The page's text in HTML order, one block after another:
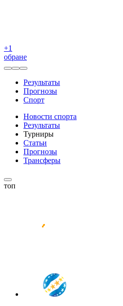
+1
обране
Результаты
Прогнозы
Спорт
Новости спорта
Результаты
Турниры
Статьи
Прогнозы
Трансферы
топ